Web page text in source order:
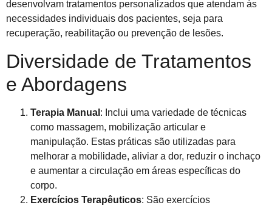
desenvolvam tratamentos personalizados que atendam às
necessidades individuais dos pacientes, seja para
recuperação, reabilitação ou prevenção de lesões.
Diversidade de Tratamentos
e Abordagens
Terapia Manual : Inclui uma variedade de técnicas
como massagem, mobilização articular e
manipulação. Estas práticas são utilizadas para
melhorar a mobilidade, aliviar a dor, reduzir o inchaço
e aumentar a circulação em áreas específicas do
corpo.
Exercícios Terapêuticos: São exercícios